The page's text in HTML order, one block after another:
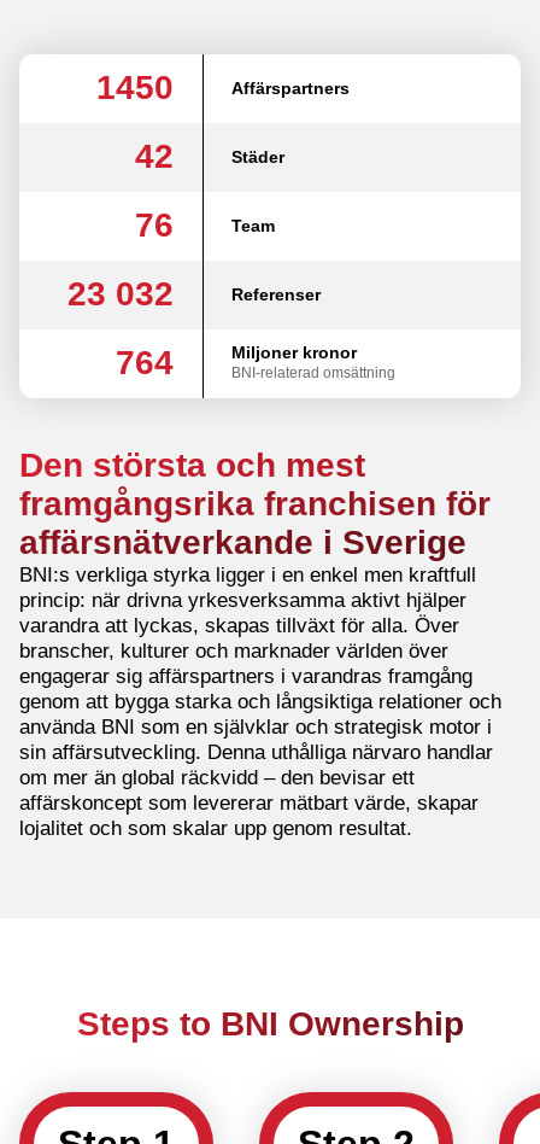
1450 Affärspartners
42 Städer
76 Team
23 032 Referenser
764 Miljoner kronor
BNI-relaterad omsättning
Den största och mest
framgångsrika franchisen för
affärsnätverkande i Sverige
BNI:s verkliga styrka ligger i en enkel men kraftfull
princip: när drivna yrkesverksamma aktivt hjälper
varandra att lyckas, skapas tillväxt för alla. Över
branscher, kulturer och marknader världen över
engagerar sig affärspartners i varandras framgång
genom att bygga starka och långsiktiga relationer och
använda BNI som en självklar och strategisk motor i
sin affärsutveckling. Denna uthålliga närvaro handlar
om mer än global räckvidd – den bevisar ett
affärskoncept som levererar mätbart värde, skapar
lojalitet och som skalar upp genom resultat.
Steps to BNI Ownership